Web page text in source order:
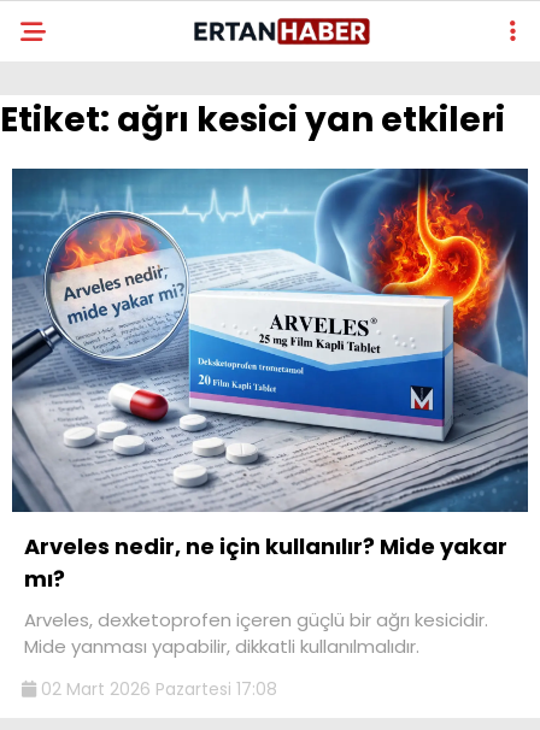
Etiket: ağrı kesici yan etkileri
Arveles nedir, ne için kullanılır? Mide yakar
mı?
Arveles, dexketoprofen içeren güçlü bir ağrı kesicidir.
Mide yanması yapabilir, dikkatli kullanılmalıdır.
02 Mart 2026 Pazartesi 17:08